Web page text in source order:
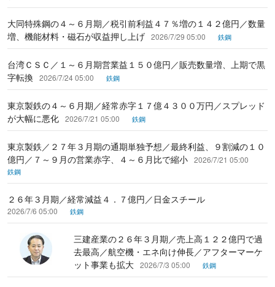
大同特殊鋼の４～６月期／税引前利益４７％増の１４２億円／数量
増、機能材料・磁石が収益押し上げ 2026/7/29 05:00 鉄鋼
台湾ＣＳＣ／１～６月期営業益１５０億円／販売数量増、上期で黒
字転換 2026/7/24 05:00 鉄鋼
東京製鉄の４～６月期／経常赤字１７億４３００万円／スプレッド
が大幅に悪化 2026/7/21 05:00 鉄鋼
東京製鉄／２７年３月期の通期単独予想／最終利益、９割減の１０
億円／７～９月の営業赤字、４～６月比で縮小 2026/7/21 05:00
鉄鋼
２６年３月期／経常減益４．７億円／日金スチール
2026/7/6 05:00 鉄鋼
三建産業の２６年３月期／売上高１２２億円で過
去最高／航空機・エネ向け伸長／アフターマーケ
ット事業も拡大 2026/7/3 05:00 鉄鋼